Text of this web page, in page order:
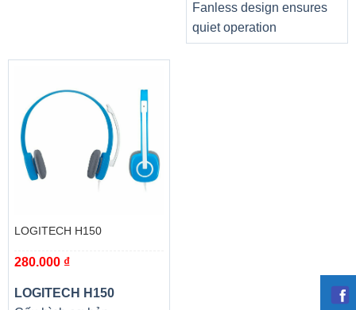
Fanless design ensures
quiet operation
LOGITECH H150
280.000 ₫
LOGITECH H150